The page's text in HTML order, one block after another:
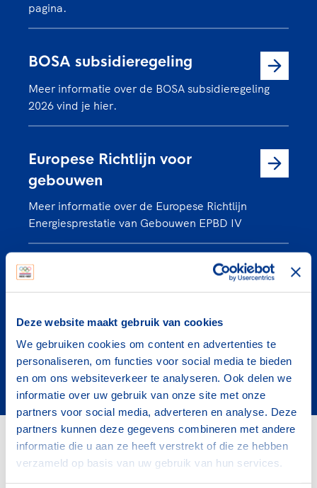
Deze website maakt gebruik van cookies
We gebruiken cookies om content en advertenties te
personaliseren, om functies voor social media te bieden
en om ons websiteverkeer te analyseren. Ook delen we
informatie over uw gebruik van onze site met onze
partners voor social media, adverteren en analyse. Deze
partners kunnen deze gegevens combineren met andere
informatie die u aan ze heeft verstrekt of die ze hebben
verzameld op basis van uw gebruik van hun services.
pagina.
BOSA subsidieregeling
Meer informatie over de BOSA subsidieregeling
2026 vind je hier.
Europese Richtlijn voor
gebouwen
Meer informatie over de Europese Richtlijn
Energiesprestatie van Gebouwen EPBD IV
DUMAVA subsidieregeling
vastgoed (DUMAVA) ondersteunt eigenaren van
bestaand maatschappelijk vastgoed bij het
investeren in verduurzaming van hun
accommodatie.
Contact